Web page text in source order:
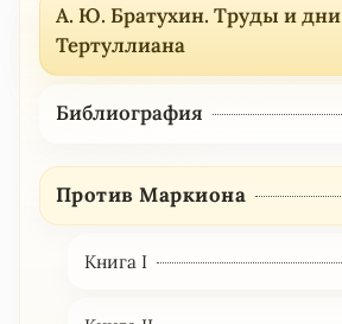
А. Ю. Братухин. Труды и дни
Тертуллиана
Библиография
Против Маркиона
Книга I